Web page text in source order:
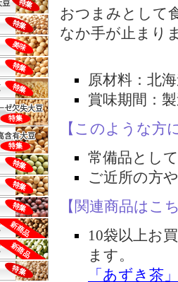
おつまみとして
なか手が止まり
原材料：北
賞味期間：
【このような方
常備品とし
ご近所の方
【関連商品はこ
10袋以上お
ます。
「あずき茶